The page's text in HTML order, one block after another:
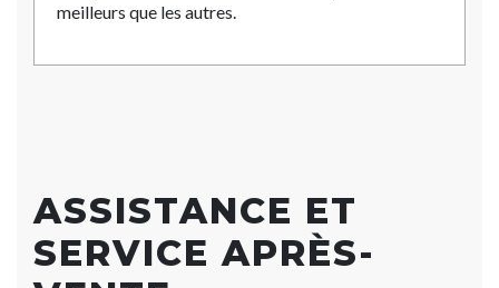
meilleurs que les autres.
ASSISTANCE ET
SERVICE APRÈS-